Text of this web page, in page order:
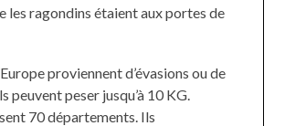
les ragondins étaient aux portes de
proviennent d’évasions ou de
peuvent peser jusqu’à 10 KG.
70 départements. Ils